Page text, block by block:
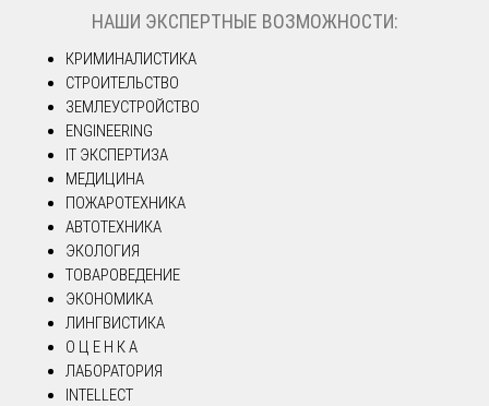
НАШИ ЭКСПЕРТНЫЕ ВОЗМОЖНОСТИ:
КРИМИНАЛИСТИКА
СТРОИТЕЛЬСТВО
ЗЕМЛЕУСТРОЙСТВО
ENGINEERING
IT ЭКСПЕРТИЗА
МЕДИЦИНА
ПОЖАРОТЕХНИКА
АВТОТЕХНИКА
ЭКОЛОГИЯ
ТОВАРОВЕДЕНИЕ
ЭКОНОМИКА
ЛИНГВИСТИКА
О Ц Е Н К А
ЛАБОРАТОРИЯ
INTELLECT